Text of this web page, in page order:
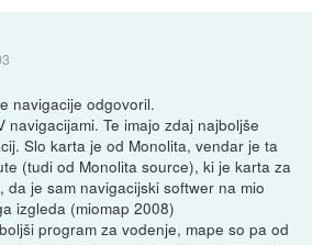
navigacije odgovoril.
navigacijami. Te imajo zdaj najboljše
Slo karta je od Monolita, vendar je ta
(tudi od Monolita source), ki je karta za
da je sam navigacijski softwer na mio
izgleda (miomap 2008)
program za vodenje, mape so pa od